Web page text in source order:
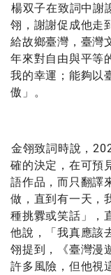
楊双子在致詞中謝
翎，謝謝促成他走
給故鄉臺灣，臺灣
年來對自由與平等
我的幸運；能夠以
傲」。
金翎致詞時說，
確的決定，在可預
語作品，而只翻譯
做，直到有一天，
種挑釁或笑話」，
他說，「我真應該
翎提到，《臺灣漫
許多風險，但他視